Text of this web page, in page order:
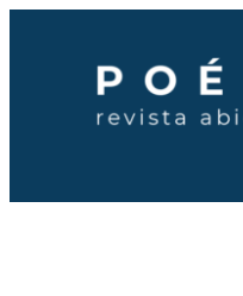
contenido